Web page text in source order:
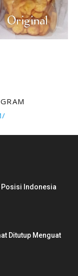
Posisi Indonesia
Ditutup Menguat